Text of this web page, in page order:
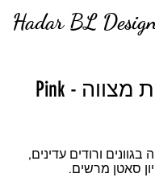
Hadar BL
תפריט לבת מצווה - Pink
ורודים עדינים,
סאטן מרשים.